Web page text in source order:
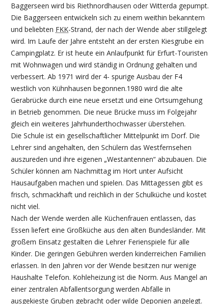
Baggerseen wird bis Riethnordhausen oder Witterda gepumpt.
Die Baggerseen entwickeln sich zu einem weithin bekanntem
und beliebten FKK-Strand, der nach der Wende aber stillgelegt
wird. Im Laufe der Jahre entsteht an der ersten Kiesgrube ein
Campingplatz. Er ist heute ein Anlaufpunkt für Erfurt-Touristen
mit Wohnwagen und wird ständig in Ordnung gehalten und
verbessert. Ab 1971 wird der 4- spurige Ausbau der F4
westlich von Kühnhausen begonnen.1980 wird die alte
Gerabrücke durch eine neue ersetzt und eine Ortsumgehung
in Betrieb genommen. Die neue Brücke muss im Folgejahr
gleich ein weiteres Jahrhunderthochwasser überstehen.
Die Schule ist ein gesellschaftlicher Mittelpunkt im Dorf. Die
Lehrer sind angehalten, den Schülern das Westfernsehen
auszureden und ihre eigenen „Westantennen“ abzubauen. Die
Schüler können am Nachmittag im Hort unter Aufsicht
Hausaufgaben machen und spielen. Das Mittagessen gibt es
frisch, schmackhaft und reichlich in der Schulküche und kostet
nicht viel.
Nach der Wende werden alle Küchenfrauen entlassen, das
Essen liefert eine Großküche aus den alten Bundesländer. Mit
großem Einsatz gestalten die Lehrer Ferienspiele für alle
Kinder. Die geringen Gebühren werden kinderreichen Familien
erlassen. In den Jahren vor der Wende besitzen nur wenige
Haushalte Telefon. Kohleheizung ist die Norm. Aus Mangel an
einer zentralen Abfallentsorgung werden Abfälle in
ausgekieste Gruben gebracht oder wilde Deponien angelegt.